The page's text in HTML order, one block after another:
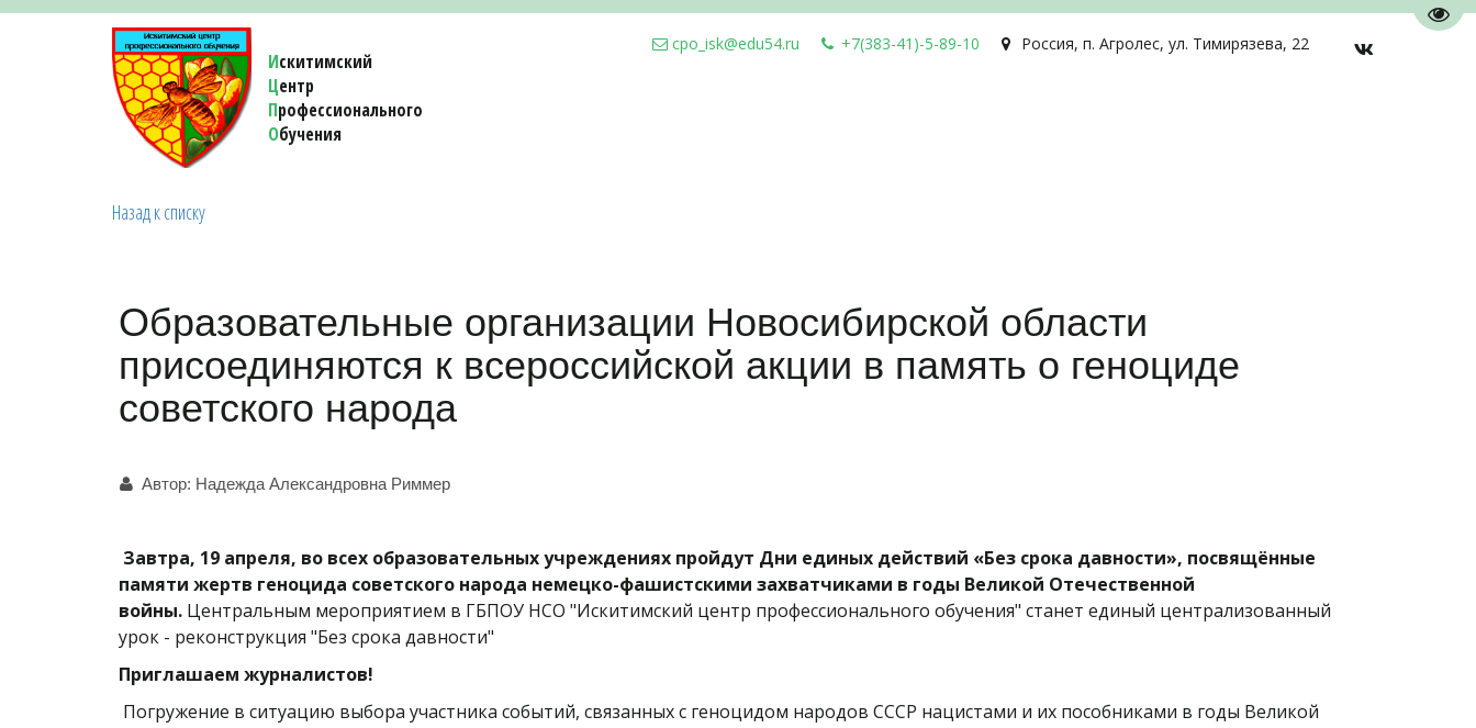
Искитимский
Центр
Профессионального
Обучения
Россия, п. Агролес, ул. Тимирязева, 22
+7(383-41)-5-89-10
cpo_isk@edu54.ru
Назад к списку
Образовательные организации Новосибирской области
присоединяются к всероссийской акции в память о геноциде
советского народа
Автор: Надежда Александровна Риммер
Завтра, 19 апреля, во всех образовательных учреждениях пройдут Дни единых действий «Без срока давности», посвящённые
памяти жертв геноцида советского народа немецко-фашистскими захватчиками в годы Великой Отечественной
войны. Центральным мероприятием в ГБПОУ НСО "Искитимский центр профессионального обучения" станет единый централизованный
урок - реконструкция "Без срока давности"
Приглашаем журналистов!
Погружение в ситуацию выбора участника событий, связанных с геноцидом народов СССР нацистами и их пособниками в годы Великой